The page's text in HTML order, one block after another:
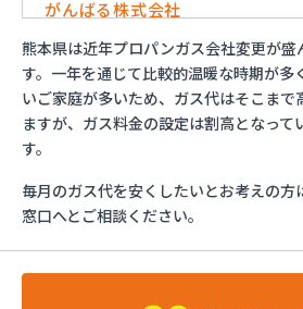
がんばる株式会社
くまさんガス産業株式会社
こめやプロパン
さかいや
サンエス設備機器株式会社
ライフガス山口
リボンガス株式会社
愛和
井上商店
熊本県は近年プロパンガス会社変更が盛
す。一年を通じて比較的温暖な時期が多
いご家庭が多いため、ガス代はそこまで
ますが、ガス料金の設定は割高となって
す。
毎月のガス代を安くしたいとお考えの
窓口へとご相談ください。